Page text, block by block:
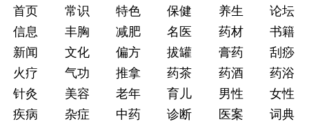
首页 常识 特色 保健 养生
论坛
信息
丰胸 减肥 名医 药材
书籍
新闻
文化 偏方 拔罐 膏药
刮痧
火疗
气功 推拿 药茶 药酒
药浴
针灸
美容 老年 育儿 男性
女性
疾病
杂症 中药 诊断 医案
词典